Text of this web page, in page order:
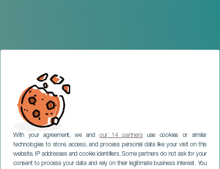
With your agreement, we andour 14 partnersuse cookies or similar
technologies to store, access, and process personal data like your visit on this
website, IP addresses and cookie identifiers. Some partners do not ask for your
consent to process your data and rely on their legitimate business interest. You